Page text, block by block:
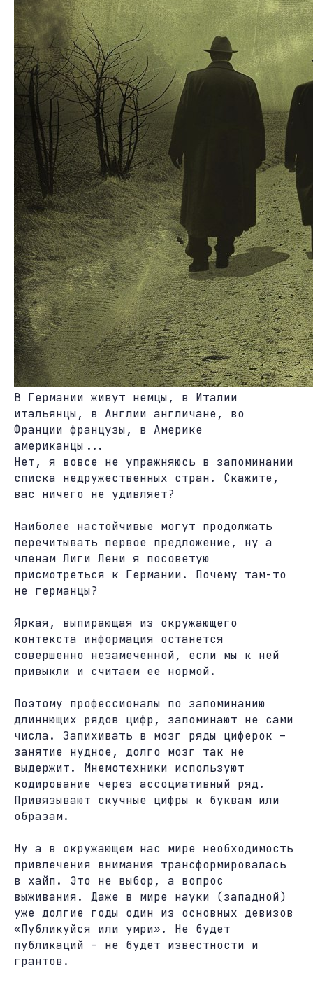
В Германии живут немцы, в Италии
итальянцы, в Англии англичане, во
Франции французы, в Америке
американцы...
Нет, я вовсе не упражняюсь в запоминании
списка недружественных стран. Скажите,
вас ничего не удивляет?
Наиболее настойчивые могут продолжать
перечитывать первое предложение, ну а
членам Лиги Лени я посоветую
присмотреться к Германии. Почему там-то
не германцы?
Яркая, выпирающая из окружающего
контекста информация останется
совершенно незамеченной, если мы к ней
привыкли и считаем ее нормой.
Поэтому профессионалы по запоминанию
длиннющих рядов цифр, запоминают не сами
числа. Запихивать в мозг ряды циферок –
занятие нудное, долго мозг так не
выдержит. Мнемотехники используют
кодирование через ассоциативный ряд.
Привязывают скучные цифры к буквам или
образам.
Ну а в окружающем нас мире необходимость
привлечения внимания трансформировалась
в хайп. Это не выбор, а вопрос
выживания. Даже в мире науки (западной)
уже долгие годы один из основных девизов
«Публикуйся или умри». Не будет
публикаций – не будет известности и
грантов.